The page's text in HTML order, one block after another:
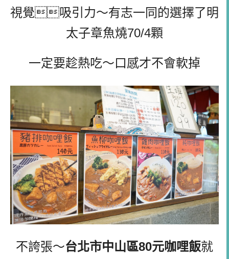
視覺吸引力～有志一同的選擇了明
太子章魚燒70/4顆
一定要趁熱吃～口感才不會軟掉
不誇張～台北市中山區80元咖哩飯就